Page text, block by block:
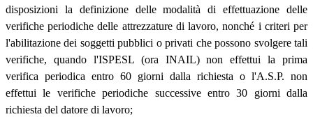
disposizioni la definizione delle modalità di effettuazione delle
verifiche periodiche delle attrezzature di lavoro, nonché i criteri per
l'abilitazione dei soggetti pubblici o privati che possono svolgere tali
verifiche, quando l'ISPESL (ora INAIL) non effettui la prima
verifica periodica entro 60 giorni dalla richiesta o l'A.S.P. non
effettui le verifiche periodiche successive entro 30 giorni dalla
richiesta del datore di lavoro;